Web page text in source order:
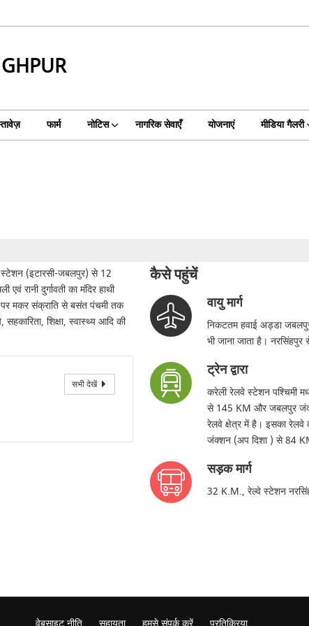
फार्म नोटिस नागरिक सेवाएँ योजनाएं मीडिया गैलरी
स्टेशन (इटारसी-जबलपुर) से 12
रानी दुर्गावती का मंदिर हाथी
पर मकर संक्राति से बसंत पंचमी तक
शिक्षा, स्वास्थ्य आदि की
सभी देखें
कैसे पहुंचें
वायु मार्ग
निकटतम हवाई अड्डा
भी जाना जाता है।
ट्रेन द्वारा
करेली रेलवे स्टेशन पश्चिमी
से 145 KM और जबलपुर
रेलवे क्षेत्र में है। इसका
जंक्शन (अप दिशा ) से 84
सड़क मार्ग
32 K.M., रेल्वे स्टेशन